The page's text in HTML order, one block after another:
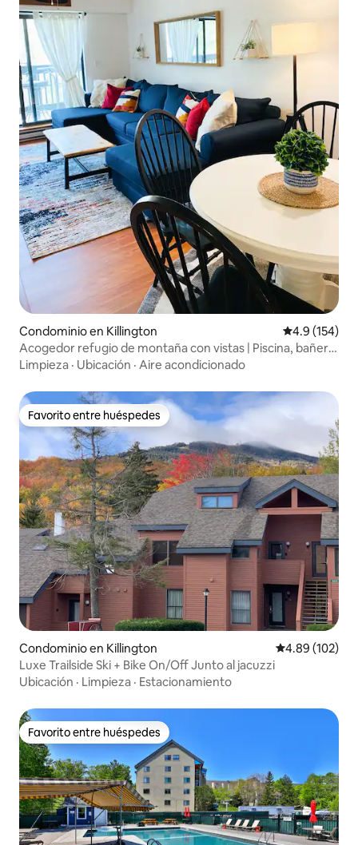
Condominio en Killington Calificación
4.9 (154)
Acogedor refugio de montaña con vistas | Piscina, bañera
de hidromasaje, esquí
Limpieza · Ubicación · Aire acondicionado
Favorito entre huéspedes
Favorito entre huéspedes
Condominio en Killington Calificación
4.89 (102)
Luxe Trailside Ski + Bike On/Off Junto al jacuzzi
Ubicación · Limpieza · Estacionamiento
Favorito entre huéspedes
Favorito entre huéspedes